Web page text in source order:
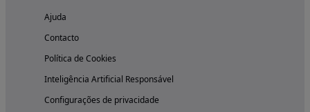
Ajuda
Contacto
Política de Cookies
Inteligência Artificial Responsável
Configurações de privacidade